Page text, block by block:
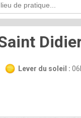
Lever du soleil :